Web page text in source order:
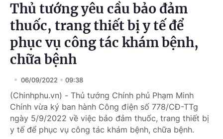
Thủ tướng yêu cầu bảo đảm
thuốc, trang thiết bị y tế để
phục vụ công tác khám bệnh,
chữa bệnh
06/09/2022 09:38
(Chinhphu.vn) - Thủ tướng Chính phủ Phạm Minh
Chính vừa ký ban hành Công điện số 778/CĐ-TTg
ngày 5/9/2022 về việc bảo đảm thuốc, trang thiết bị
y tế để phục vụ công tác khám bệnh, chữa bệnh.